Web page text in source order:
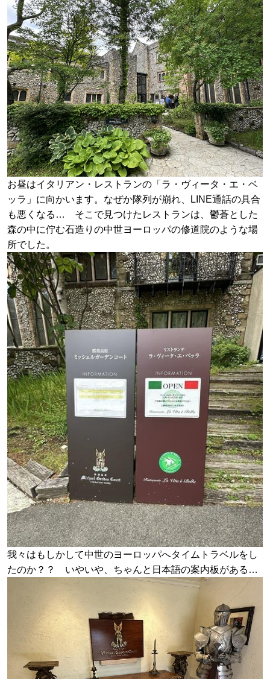
お昼はイタリアン・レストランの「ラ・ヴィータ・エ・ベ
ッラ」に向かいます。なぜか隊列が崩れ、LINE通話の具合
も悪くなる… そこで見つけたレストランは、鬱蒼とした
森の中に佇む石造りの中世ヨーロッパの修道院のような場
所でした。
我々はもしかして中世のヨーロッパへタイムトラベルをし
たのか？？ いやいや、ちゃんと日本語の案内板がある…